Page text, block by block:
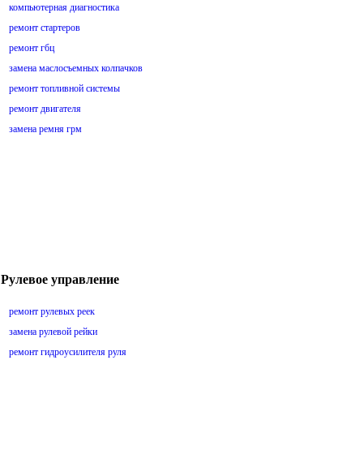
компьютерная диагностика
ремонт стартеров
ремонт гбц
замена маслосъемных колпачков
ремонт топливной системы
ремонт двигателя
замена ремня грм
Рулевое управление
ремонт рулевых реек
замена рулевой рейки
ремонт гидроусилителя руля